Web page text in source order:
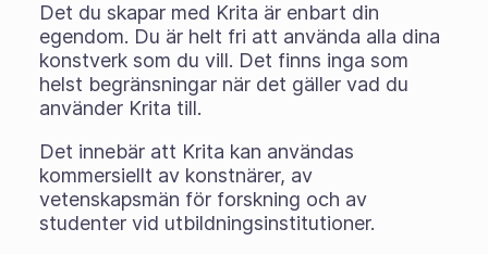
Det du skapar med Krita är enbart din
egendom. Du är helt fri att använda alla dina
konstverk som du vill. Det finns inga som
helst begränsningar när det gäller vad du
använder Krita till.
Det innebär att Krita kan användas
kommersiellt av konstnärer, av
vetenskapsmän för forskning och av
studenter vid utbildningsinstitutioner.